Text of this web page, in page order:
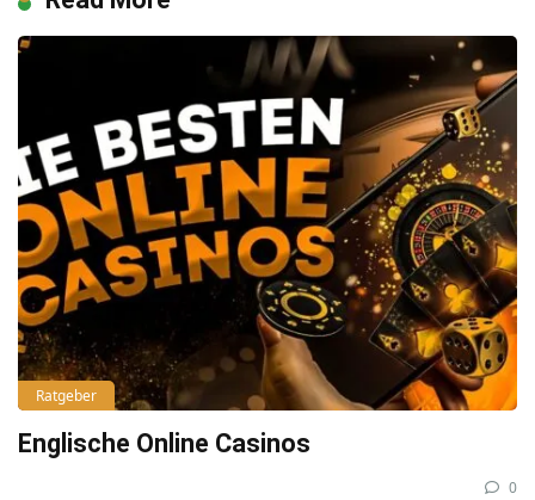
Ratgeber
Englische Online Casinos
0